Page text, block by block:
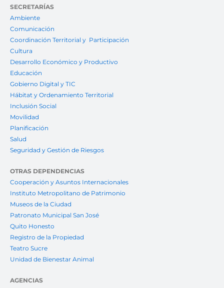
SECRETARÍAS
Ambiente
Comunicación
Coordinación Territorial y Participación
Cultura
Desarrollo Económico y Productivo
Educación
Gobierno Digital y TIC
Hábitat y Ordenamiento Territorial
Inclusión Social
Movilidad
Planificación
Salud
Seguridad y Gestión de Riesgos
OTRAS DEPENDENCIAS
Cooperación y Asuntos Internacionales
Instituto Metropolitano de Patrimonio
Museos de la Ciudad
Patronato Municipal San José
Quito Honesto
Registro de la Propiedad
Teatro Sucre
Unidad de Bienestar Animal
AGENCIAS